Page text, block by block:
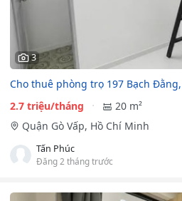
3
Cho thuê phòng trọ 197 Bạch Đằng,
2.7 triệu/tháng
20 m²
Quận Gò Vấp, Hồ Chí Minh
Tấn Phúc
Đăng 2 tháng trước